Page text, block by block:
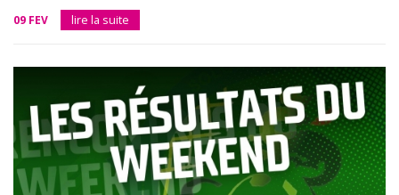
09 FEV lire la suite